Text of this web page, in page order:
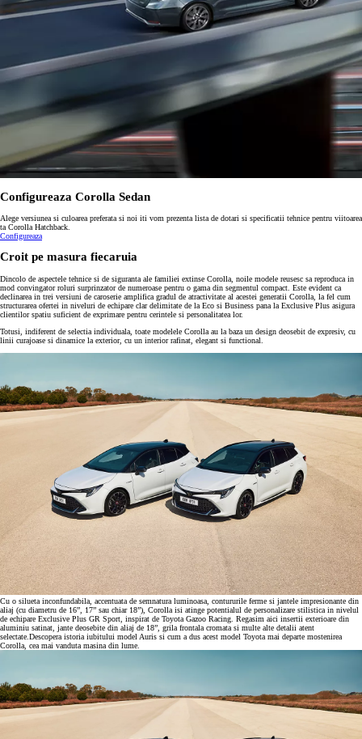
Configureaza Corolla Sedan
Alege versiunea si culoarea preferata si noi iti vom prezenta lista de dotari si specificatii tehnice pentru viitoarea
ta Corolla Hatchback.
Configureaza
Croit pe masura fiecaruia
Dincolo de aspectele tehnice si de siguranta ale familiei extinse Corolla, noile modele reusesc sa reproduca in
mod convingator roluri surprinzator de numeroase pentru o gama din segmentul compact. Este evident ca
declinarea in trei versiuni de caroserie amplifica gradul de atractivitate al acestei generatii Corolla, la fel cum
structurarea ofertei in niveluri de echipare clar delimitate de la Eco si Business pana la Exclusive Plus asigura
clientilor spatiu suficient de exprimare pentru cerintele si personalitatea lor.
Totusi, indiferent de selectia individuala, toate modelele Corolla au la baza un design deosebit de expresiv, cu
linii curajoase si dinamice la exterior, cu un interior rafinat, elegant si functional.
Cu o silueta inconfundabila, accentuata de semnatura luminoasa, contururile ferme si jantele impresionante din
aliaj (cu diametru de 16”, 17” sau chiar 18”), Corolla isi atinge potentialul de personalizare stilistica in nivelul
de echipare Exclusive Plus GR Sport, inspirat de Toyota Gazoo Racing. Regasim aici insertii exterioare din
aluminiu satinat, jante deosebite din aliaj de 18”, grila frontala cromata si multe alte detalii atent
selectate.Descopera istoria iubitului model Auris si cum a dus acest model Toyota mai departe mostenirea
Corolla, cea mai vanduta masina din lume.